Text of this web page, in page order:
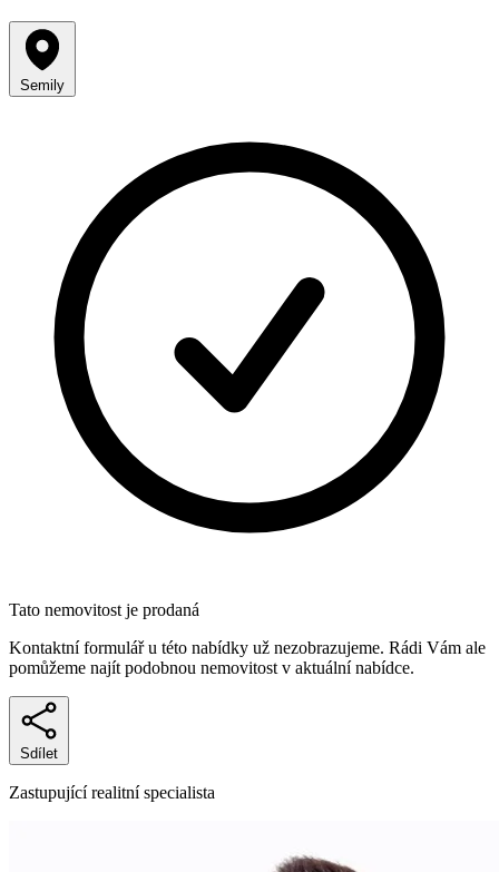
Semily
Tato nemovitost je prodaná
Kontaktní formulář u této nabídky už nezobrazujeme. Rádi Vám ale
pomůžeme najít podobnou nemovitost v aktuální nabídce.
Sdílet
Zastupující realitní specialista